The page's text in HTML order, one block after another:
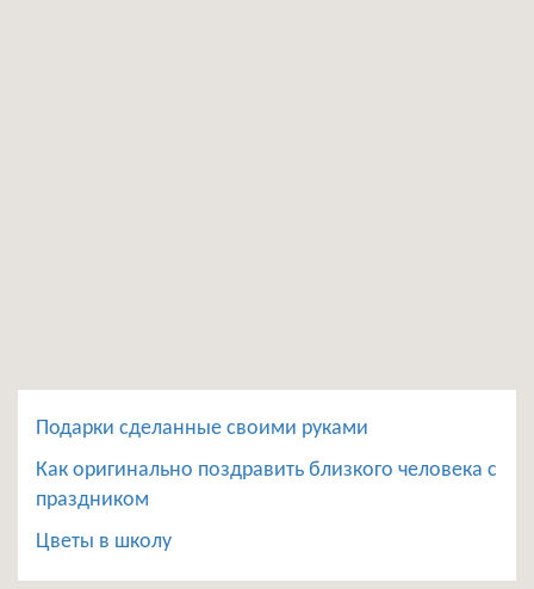
Подарки сделанные своими руками
Как оригинально поздравить близкого человека с
праздником
Цветы в школу